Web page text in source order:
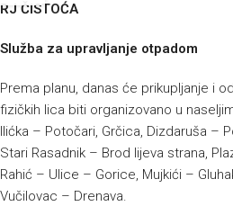
RJ ČISTOĆA
Služba za upravljanje otpadom
Prema planu, danas će prikupljanje i
fizičkih lica biti organizovano u
Ilićka – Potočari, Grčica, Dizdaruša –
Stari Rasadnik – Brod lijeva strana,
Rahić – Ulice – Gorice, Mujkići –
Vučilovac – Drenava.